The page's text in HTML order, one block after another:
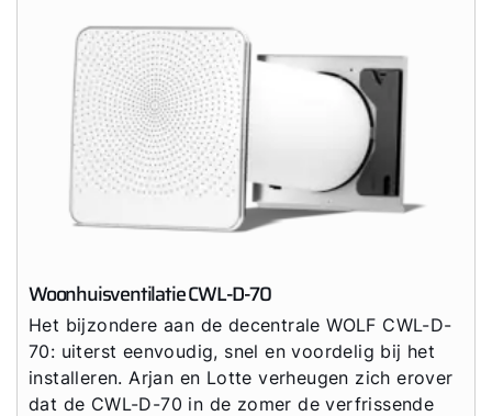
Woonhuisventilatie CWL-D-70
Het bijzondere aan de decentrale WOLF CWL-D-
70: uiterst eenvoudig, snel en voordelig bij het
installeren. Arjan en Lotte verheugen zich erover
dat de CWL-D-70 in de zomer de verfrissende